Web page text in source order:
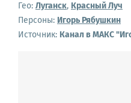
Гео: Луганск, Красный Луч
Персоны: Игорь Рябушкин
Источник: Канал в МАКС